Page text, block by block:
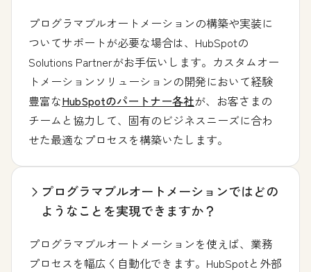
プログラマブルオートメーションの構築や実装に
ついてサポートが必要な場合は、HubSpotの
Solutions Partnerがお手伝いします。カスタムオー
トメーションソリューションの開発において経験
豊富なHubSpotのパートナー各社が、お客さまの
チームと協力して、固有のビジネスニーズに合わ
せた最適なプロセスを構築いたします。
プログラマブルオートメーションではどの
ようなことを実現できますか？
プログラマブルオートメーションを使えば、業務
プロセスを幅広く自動化できます。HubSpotと外部